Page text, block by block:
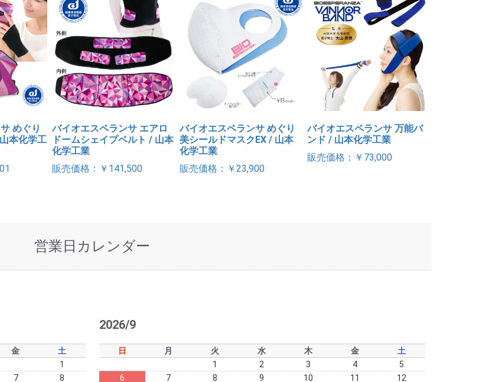
めぐり
本化学工
バイオエスペランサ エアロ
ドームシェイプベルト / 山本
化学工業
販売価格：￥141,500
バイオエスペランサ めぐり
美シールドマスクEX / 山本
化学工業
販売価格：￥23,900
バイオエスペランサ 万能バ
ンド / 山本化学工業
販売価格：￥73,000
営業日カレンダー
金
土
1
7 8
2026/9
日 月 火 水 木 金
土
1
2 3 4
5
6
7 8 9 10 11 12